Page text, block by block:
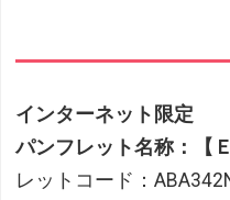
インターネット限定
パンフレット名称：【
レットコード：